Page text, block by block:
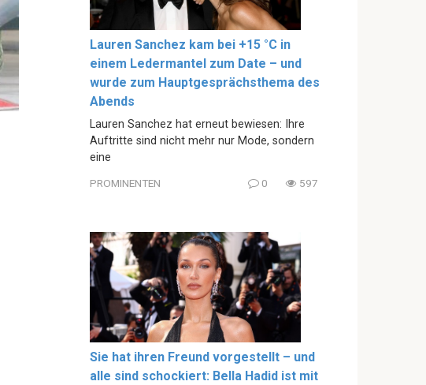
Lauren Sanchez kam bei +15 °C in
einem Ledermantel zum Date – und
wurde zum Hauptgesprächsthema des
Abends
Lauren Sanchez hat erneut bewiesen: Ihre
Auftritte sind nicht mehr nur Mode, sondern
eine
PROMINENTEN 0 597
Sie hat ihren Freund vorgestellt – und
alle sind schockiert: Bella Hadid ist mit